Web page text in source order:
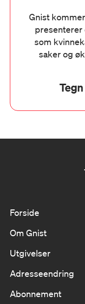
Gnist
presenterer
som
saker og
Forside
Om Gnist
Utgivelser
Adresseendring
Abonnement